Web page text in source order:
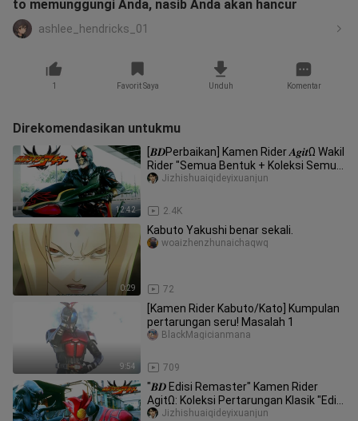
to memunggungi Anda, nasib Anda akan hancur
ashlee_hendricks_01
1 Favorit Saya Unduh Komentar
Direkomendasikan untukmu
12:42
[𝑩𝑫Perbaikan] Kamen Rider 𝑨𝒈𝒊𝒕Ω Wakil
Rider "Semua Bentuk + Koleksi Semua
Bunuh"
2.4K
Jizhishuaiqideyixuanjun
0:29
Kabuto Yakushi benar sekali.
72
woaizhenzhunaichaqwq
9:54
[Kamen Rider Kabuto/Kato] Kumpulan
pertarungan seru! Masalah 1
709
BlackMagicianmana
"𝑩𝑫 Edisi Remaster" Kamen Rider
AgitΩ: Koleksi Pertarungan Klasik "Edisi
Ketujuh"
Jizhishuaiqideyixuanjun